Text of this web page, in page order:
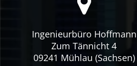
Ingenieurbüro Hoffmann
Zum Tännicht 4
09241 Mühlau (Sachsen)